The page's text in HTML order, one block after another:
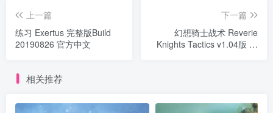
上一篇
练习 Exertus 完整版Build
20190826 官方中文
下一篇
幻想骑士战术 Reverie
Knights Tactics v1.04版 官
相关推荐